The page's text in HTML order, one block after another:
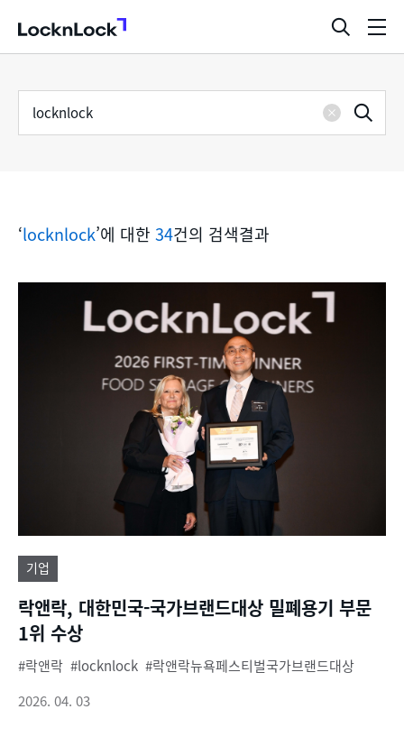
LocknLock
검
색
열
통
색
삭
검
‘locknlock’에 대한 34건의 검색결과
기업
락앤락, 대한민국-국가브랜드대상 밀폐용기 부문
1위 수상
락앤락 locknlock
락앤락뉴욕페스티벌국가브랜드대상
2026. 04. 03